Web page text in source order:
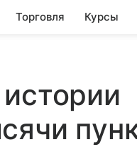
Торговля Курсы